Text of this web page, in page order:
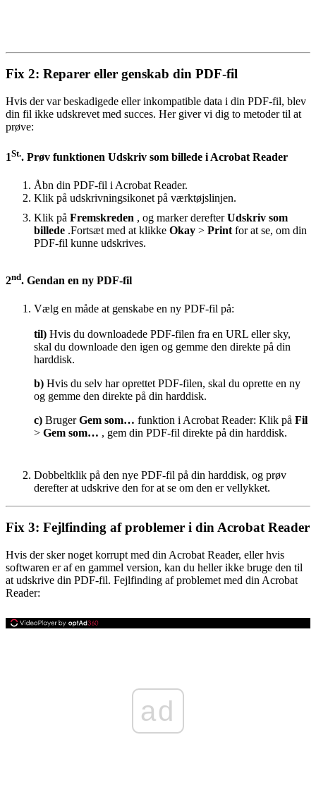
Fix 2: Reparer eller genskab din PDF-fil
Hvis der var beskadigede eller inkompatible data i din PDF-fil, blev
din fil ikke udskrevet med succes. Her giver vi dig to metoder til at
prøve:
1St.. Prøv funktionen Udskriv som billede i Acrobat Reader
Åbn din PDF-fil i Acrobat Reader.
Klik på udskrivningsikonet på værktøjslinjen.
Klik på Fremskreden , og marker derefter Udskriv som
billede .Fortsæt med at klikke Okay > Print for at se, om din
PDF-fil kunne udskrives.
2nd. Gendan en ny PDF-fil
Vælg en måde at genskabe en ny PDF-fil på:
til) Hvis du downloadede PDF-filen fra en URL eller sky,
skal du downloade den igen og gemme den direkte på din
harddisk.
b) Hvis du selv har oprettet PDF-filen, skal du oprette en ny
og gemme den direkte på din harddisk.
c) BrugerGem som… funktion i Acrobat Reader: Klik på Fil
> Gem som… , gem din PDF-fil direkte på din harddisk.
Dobbeltklik på den nye PDF-fil på din harddisk, og prøv
derefter at udskrive den for at se om den er vellykket.
Fix 3: Fejlfinding af problemer i din Acrobat Reader
Hvis der sker noget korrupt med din Acrobat Reader, eller hvis
softwaren er af en gammel version, kan du heller ikke bruge den til
at udskrive din PDF-fil. Fejlfinding af problemet med din Acrobat
Reader:
ad